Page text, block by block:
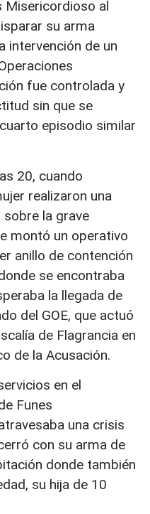
Misericordioso al
su arma
intervención de un
fue controlada y
sin que se
episodio similar
20, cuando
realizaron una
sobre la grave
montó un operativo
anillo de contención
se encontraba
la llegada de
del GOE, que actuó
de Flagrancia en
de la Acusación.
en el
Funes
una crisis
con su arma de
donde también
su hija de 10